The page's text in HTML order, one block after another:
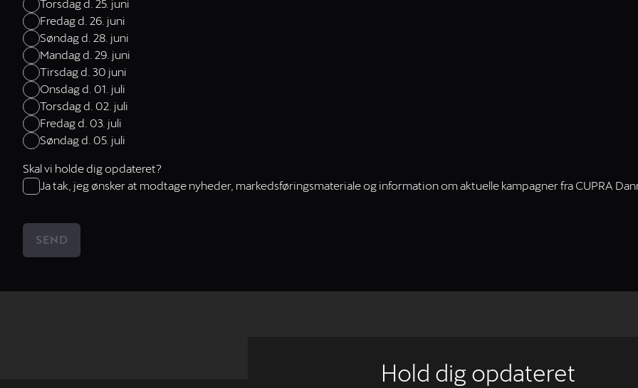
Torsdag d. 25. juni
Fredag d. 26. juni
Søndag d. 28. juni
Mandag d. 29. juni
Tirsdag d. 30 juni
Onsdag d. 01. juli
Torsdag d. 02. juli
Fredag d. 03. juli
Søndag d. 05. juli
Skal vi holde dig opdateret?
Ja tak, jeg ønsker at modtage nyheder, ​markedsføringsmateriale og information om aktuelle kampagner fra CUPRA
Hold dig opdateret